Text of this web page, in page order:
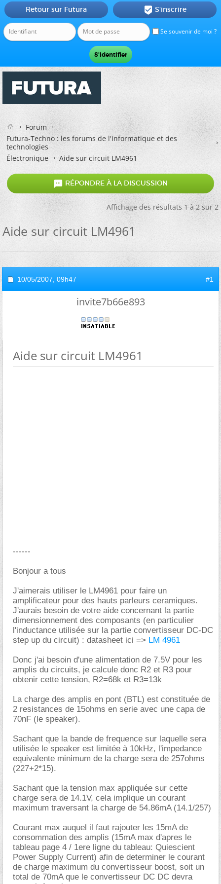
Se souvenir de moi ?
Retour sur Futura  S'inscrire
Forum
Futura-Techno : les forums de l'informatique et des
technologies
Électronique
Aide sur circuit LM4961
 RÉPONDRE À LA DISCUSSION
Affichage des résultats 1 à 2 sur 2
Aide sur circuit LM4961
10/05/2007, 09h47 #1
invite7b66e893
Aide sur circuit LM4961
------
Bonjour a tous
J'aimerais utiliser le LM4961 pour faire un
amplificateur pour des hauts parleurs ceramiques.
J'aurais besoin de votre aide concernant la partie
dimensionnement des composants (en particulier
l'inductance utilisée sur la partie convertisseur DC-DC
step up du circuit) : datasheet ici => LM 4961
Donc j'ai besoin d'une alimentation de 7.5V pour les
amplis du circuits, je calcule donc R2 et R3 pour
obtenir cette tension, R2=68k et R3=13k
La charge des amplis en pont (BTL) est constituée de
2 resistances de 15ohms en serie avec une capa de
70nF (le speaker).
Sachant que la bande de frequence sur laquelle sera
utilisée le speaker est limitée à 10kHz, l'impedance
equivalente minimum de la charge sera de 257ohms
(227+2*15).
Sachant que la tension max appliquée sur cette
charge sera de 14.1V, cela implique un courant
maximum traversant la charge de 54.86mA (14.1/257)
Courant max auquel il faut rajouter les 15mA de
consommation des amplis (15mA max d'apres le
tableau page 4 / 1ere ligne du tableau: Quiescient
Power Supply Current) afin de determiner le courant
de charge maximum du convertisseur boost, soit un
total de 70mA que le convertisseur DC DC devra